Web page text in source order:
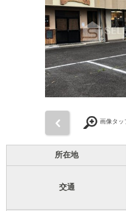
画像タッ
所在地
交通